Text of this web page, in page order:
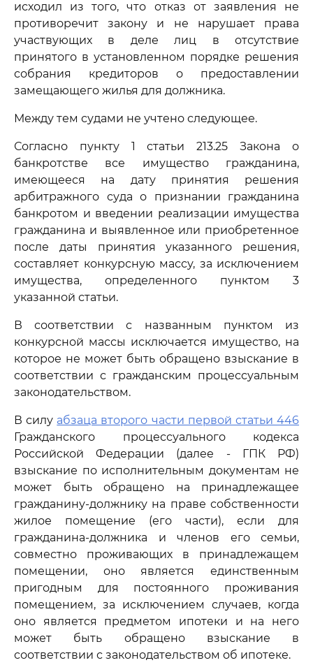
исходил из того, что отказ от заявления не
противоречит закону и не нарушает права
участвующих в деле лиц в отсутствие
принятого в установленном порядке решения
собрания кредиторов о предоставлении
замещающего жилья для должника.
Между тем судами не учтено следующее.
Согласно пункту 1 статьи 213.25 Закона о
банкротстве все имущество гражданина,
имеющееся на дату принятия решения
арбитражного суда о признании гражданина
банкротом и введении реализации имущества
гражданина и выявленное или приобретенное
после даты принятия указанного решения,
составляет конкурсную массу, за исключением
имущества, определенного пунктом 3
указанной статьи.
В соответствии с названным пунктом из
конкурсной массы исключается имущество, на
которое не может быть обращено взыскание в
соответствии с гражданским процессуальным
законодательством.
В силу абзаца второго части первой статьи 446
Гражданского процессуального кодекса
Российской Федерации (далее - ГПК РФ)
взыскание по исполнительным документам не
может быть обращено на принадлежащее
гражданину-должнику на праве собственности
жилое помещение (его части), если для
гражданина-должника и членов его семьи,
совместно проживающих в принадлежащем
помещении, оно является единственным
пригодным для постоянного проживания
помещением, за исключением случаев, когда
оно является предметом ипотеки и на него
может быть обращено взыскание в
соответствии с законодательством об ипотеке.